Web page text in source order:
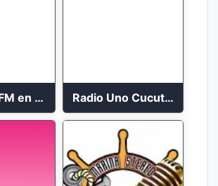
Rumbera FM en vivo 24/7 Radio Uno Cucuta 91.7 FM